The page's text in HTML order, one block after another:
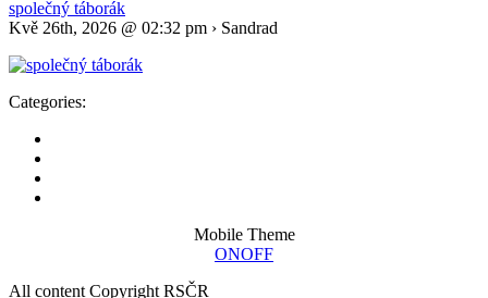
společný táborák
Kvě 26th, 2026 @ 02:32 pm › Sandrad
Categories:
Mobile Theme
ONOFF
All content Copyright RSČR